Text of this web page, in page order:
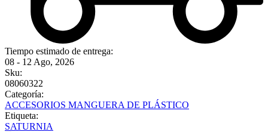
Tiempo estimado de entrega:
08 - 12 Ago, 2026
Sku:
08060322
Categoría:
ACCESORIOS MANGUERA DE PLÁSTICO
Etiqueta:
SATURNIA